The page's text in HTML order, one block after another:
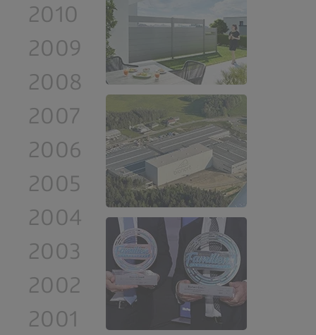
2010
2009
2008
2007
2006
2005
2004
2003
2002
2001